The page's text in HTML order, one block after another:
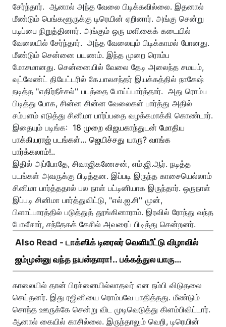
சேர்ந்தார். ஆனால் அந்த வேலை பிடிக்கவில்லை. இதனால்
மீண்டும் பெங்களூருக்கு டிரெயின் ஏறினார். அங்கு சென்று
படிப்பை நிறுத்தினார். அங்கும் ஒரு மளிகைக் கடையில்
வேலையில் சேர்ந்தார். அந்த வேலையும் பிடிக்காமல் போனது.
மீண்டும் சென்னை பயணம். இந்த முறை ரொம்ப
மோசமானது. சென்னையில் வேலை தேடி அலைந்த சமயம்,
வுட்லேண்ட் தியேட்டரில் கே.பாலசந்தர் இயக்கத்தில் நாகேஷ்
நடித்த "எதிர்நீச்சல்'' படத்தை போய்ப்பார்த்தார். அது ரொம்ப
பிடித்து போக, சின்ன சின்ன வேலைகள் பார்த்து அதில்
சம்பளம் எடுத்து சினிமா பார்ப்பதை வழக்கமாக்கி கொண்டார்.
இதையும் படிங்க: 18 முறை விஜயகாந்துடன் மோதிய
பாக்கியராஜ் படங்கள்… ஜெயிச்சது யாரு? வாங்க
பார்க்கலாம்!..
இதில் அப்போதே, சிவாஜிகணேசன், எம்.ஜி.ஆர். நடித்த
படங்கள் அவருக்கு பிடித்தன. இப்படி இருந்த காசையெல்லாம்
சினிமா பார்த்ததால் பல நாள் பட்டினியாக இருந்தார். ஒருநாள்
இப்படி சினிமா பார்த்துவிட்டு, "எல்.ஐ.சி'' முன்,
பிளாட்பாரத்தில் படுத்துத் தூங்கினாராம். இரவில் ரோந்து வந்த
போலீசார், சந்தேகக் கேசில் அவரைப் பிடித்து சென்றனர்.
Also Read - டாக்ஸிக் டிரைலர் வெளியீட்டு விழாவில்
ஜம்முன்னு வந்த நயன்தாரா!.. பக்கத்துல யாரு
காலையில் தான் பிரச்னையில்லாதவர் என நம்பி விடுதலை
செய்தனர். இது ரஜினியை ரொம்பவே பாதித்தது. மீண்டும்
சொந்த ஊருக்கே சென்று விட முடிவெடுத்து கிளம்பிவிட்டார்.
ஆனால் கையில் காசில்லை. இருந்தாலும் வெறி, டிரெயின்